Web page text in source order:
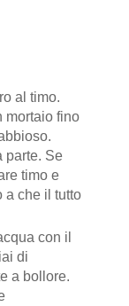
al timo.
mortaio fino
parte. Se
timo e
a che il tutto
con il
di
a bollore.